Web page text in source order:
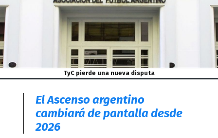
TyC pierde una nueva disputa
El Ascenso argentino
cambiará de pantalla desde
2026